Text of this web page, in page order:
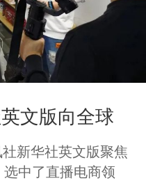
文版向全球
战！
新华社英文版聚焦
中了直播电商领